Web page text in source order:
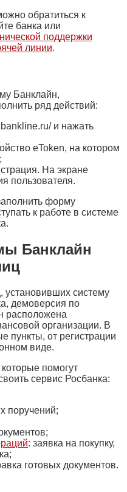
обратиться к
банка или
поддержки
линии.
Банклайн,
ряд действий:
и нажать
eToken, на котором
На экране
пользователя.
форму
к работе в системе
Банклайн
установивших систему
демоверсия по
расположена
организации. В
пункты, от регистрации
виде.
помогут
сервис Росбанка:
поручений;
: заявка на покупку,
готовых документов.